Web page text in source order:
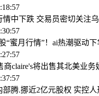
情中下跌 交易员密切关注
“蜜月行情”！ai热潮驱动
商claire's将出售其北美业务
腾.挪近2亿元股权 实控人